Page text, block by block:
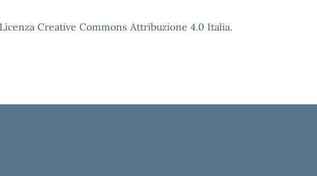
Creative Commons Attribuzione 4.0 Italia.